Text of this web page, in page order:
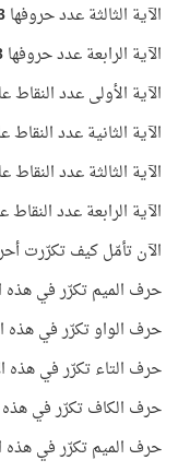
الآية الثالثة عدد حروفها
الآية الرابعة عدد حروفها
الآية الأولى عدد النقاط
الآية الثانية عدد
الآية الثالثة عدد
الآية الرابعة عدد
الآن تأمّل كيف تكرّرت
حرف الميم تكرّر في هذه
حرف الواو تكرّر في هذه الآيات
حرف التاء تكرّر في هذه الآيات
حرف الكاف تكرّر في هذه
حرف الميم تكرّر في هذه